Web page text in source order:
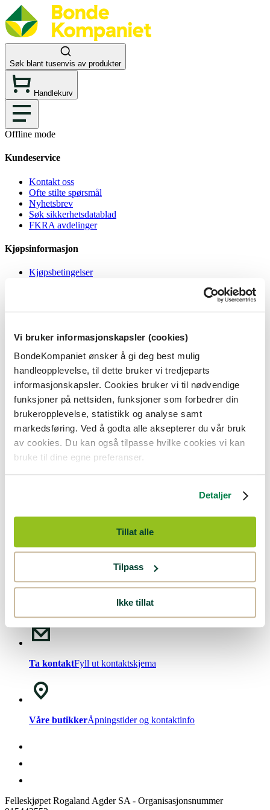
Vi bruker informasjonskapsler (cookies)
BondeKompaniet ønsker å gi deg best mulig
handleopplevelse, til dette bruker vi tredjeparts
informasjonskapsler. Cookies bruker vi til nødvendige
funksjoner på nettsiden, funksjoner som forbedrer din
brukeropplevelse, statistikk og analyse samt
markedsføring. Ved å godta alle aksepterer du vår bruk
av cookies. Du kan også tilpasse hvilke cookies vi kan
bruke til dine egne preferanser.
Detaljer
Tillat alle
Tilpass
Ikke tillat
Søk blant tusenvis av produkter
Handlekurv
Offline mode
Kundeservice
Kontakt oss
Ofte stilte spørsmål
Nyhetsbrev
Søk sikkerhetsdatablad
FKRA avdelinger
Kjøpsinformasjon
Kjøpsbetingelser
Informasjonskapsler
BondeKompaniet
Våre butikker
Presse
Ledige stillinger
Bonde og bedriftskunde
BondeKompaniet erFelleskjøpet Rogaland Agdersitt butikkonsept
BondeKompaniet har det du trenger av praktisk utstyr, reparasjon og
gode råd innenfor hus og hage, fritid, kjæledyr og landbruk.
Nyhetsbrev!Meld deg på vårtnyhetsbrev.
Mandag - Fredag kl. 08-15
Ta kontaktFyll ut kontaktskjema
Våre butikkerÅpningstider og kontaktinfo
Felleskjøpet Rogaland Agder SA - Organisasjonsnummer